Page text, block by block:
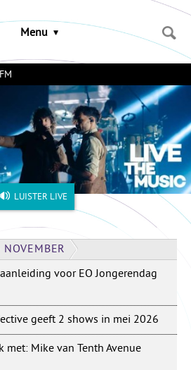
Menu
LUISTER LIVE
NOVEMBER
voor EO Jongerendag
geeft 2 shows in mei 2026
met: Mike van Tenth Avenue